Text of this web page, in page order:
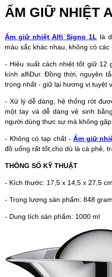
ẤM GIỮ NHIỆT
Ấm giữ nhiệt Alfi Signo 1L là
màu sắc khác nhau, không có các
- Hiệu suất cách nhiệt tốt giữ 12
kính alfiDur. Đồng thời, nguyên
trọng nhất - giữ lại hương vị tuyệt
- Xử lý dễ dàng, hệ thống rót
một tay và dễ dàng vệ sinh
người dùng thực sự mà không gặp
- Không có tạp chất - Ấm giữ
đồ uống rất tốt,cho dù là cà phê,
THÔNG SỐ KỸ THUẬT
- Kích thước: 17,5 x 14,5 x 27,5 cm
- Trọng lượng sản phẩm: 848 gram
- Dung tích sản phẩm: 1000 ml